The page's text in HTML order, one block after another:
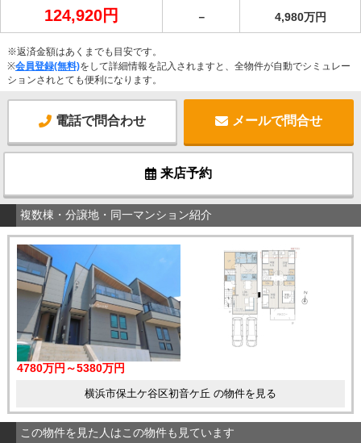
124,920円 － 4,980万円
※返済金額はあくまでも目安です。
※会員登録(無料)をして詳細情報を記入されますと、全物件が自動でシミュレー
ションされとても便利になります。
電話で問合わせ メールで問合せ
来店予約
複数棟・分譲地・同一マンション紹介
4780万円～5380万円
横浜市保土ケ谷区初音ケ丘 の物件を見る
この物件を見た人はこの物件も見ています